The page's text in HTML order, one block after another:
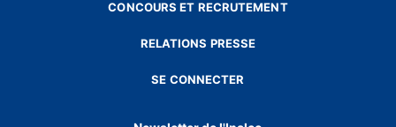
CONCOURS ET RECRUTEMENT
RELATIONS PRESSE
SE CONNECTER